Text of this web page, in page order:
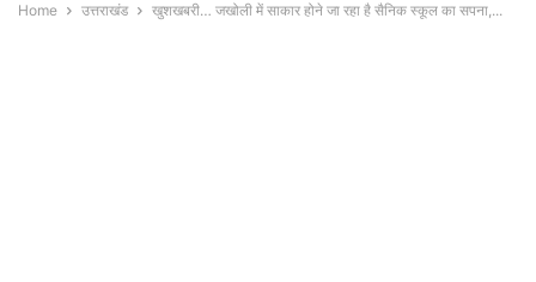
Home उत्तराखंड खुशखबरी… जखोली में साकार होने जा रहा है सैनिक स्कूल का सपना,...